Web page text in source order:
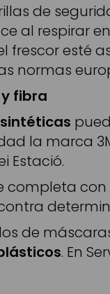
de
al respirar
frescor esté
fibra
la marca
Estació.
completa
de
. En